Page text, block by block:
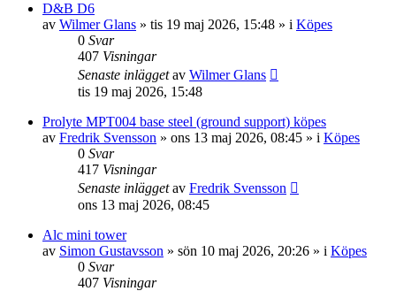
D&B D6
av Wilmer Glans » tis 19 maj 2026, 15:48 » i Köpes
0 Svar
407 Visningar
Senaste inläggetav Wilmer Glans
tis 19 maj 2026, 15:48
Prolyte MPT004 base steel (ground support) köpes
av Fredrik Svensson » ons 13 maj 2026, 08:45 » i Köpes
0 Svar
417 Visningar
Senaste inläggetav Fredrik Svensson
ons 13 maj 2026, 08:45
Alc mini tower
av Simon Gustavsson » sön 10 maj 2026, 20:26 » i Köpes
0 Svar
407 Visningar